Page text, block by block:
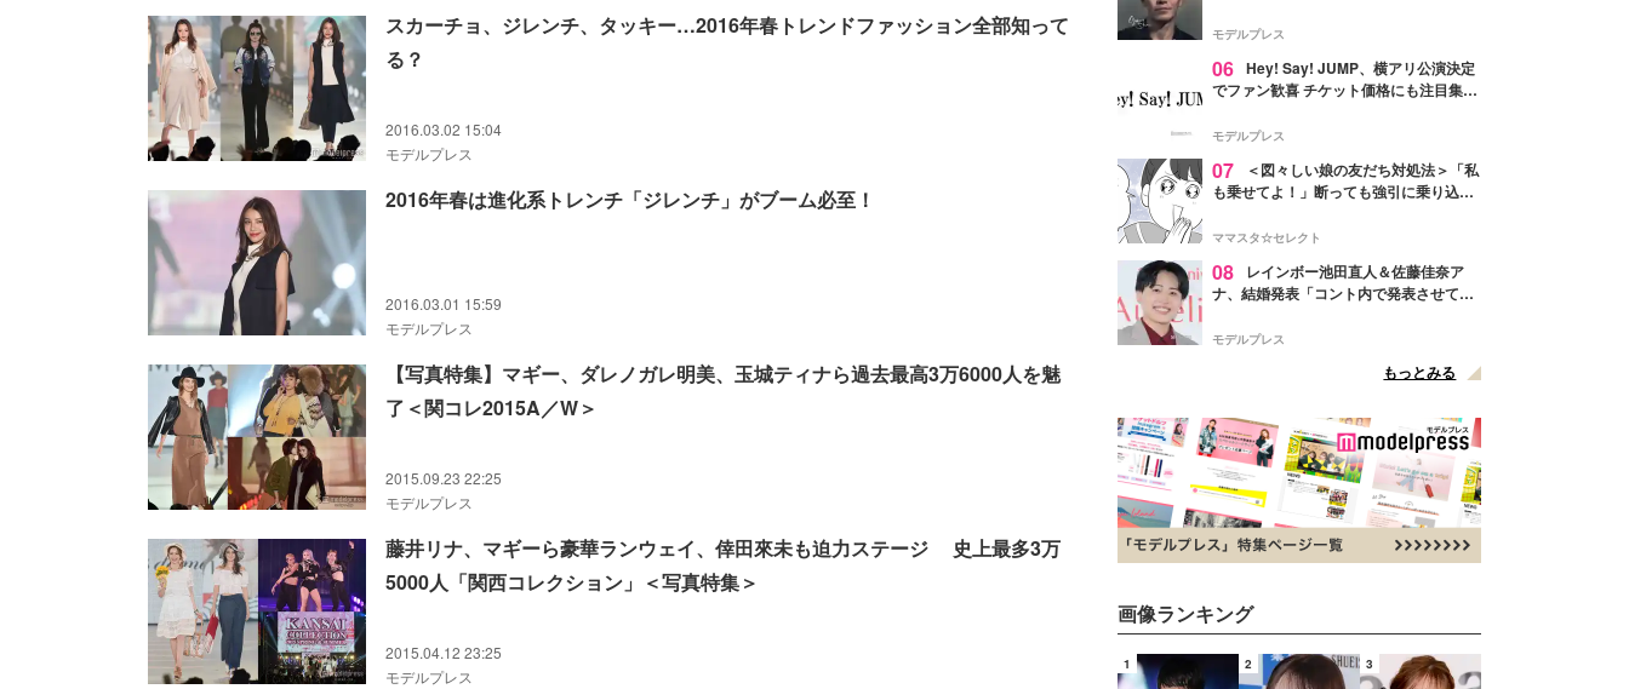
スカーチョ、ジレンチ、タッキー…2016年春トレンドファッション全部知って
る？
2016.03.02 15:04
モデルプレス
2016年春は進化系トレンチ「ジレンチ」がブーム必至！
2016.03.01 15:59
モデルプレス
【写真特集】マギー、ダレノガレ明美、玉城ティナら過去最高3万6000人を魅
了＜関コレ2015A／W＞
2015.09.23 22:25
モデルプレス
藤井リナ、マギーら豪華ランウェイ、倖田來未も迫力ステージ 史上最多3万
5000人「関西コレクション」＜写真特集＞
2015.04.12 23:25
モデルプレス
モデルプレス
06 Hey! Say! JUMP、横アリ公演決定
でファン歓喜 チケット価格にも注目集ま
モデルプレス
07
＜図々しい娘の友だち対処法＞「私
も乗せてよ！」断っても強引に乗り込ん
ママスタ☆セレクト
08
レインボー池田直人＆佐藤佳奈ア
ナ、結婚発表「コント内で発表させてい
点変更のため
モデルプレス
もっとみる
画像ランキング
1 2 3